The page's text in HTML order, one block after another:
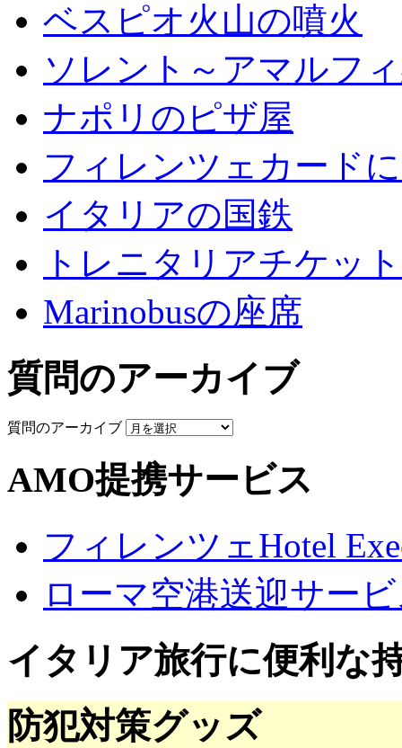
ベスピオ火山の噴火
ソレント～アマルフ
ナポリのピザ屋
フィレンツェカード
イタリアの国鉄
トレニタリアチケッ
Marinobusの座席
質問のアーカイブ
質問のアーカイブ
AMO提携サービス
フィレンツェHotel
ローマ空港送迎サー
イタリア旅行に便利な
防犯対策グッズ